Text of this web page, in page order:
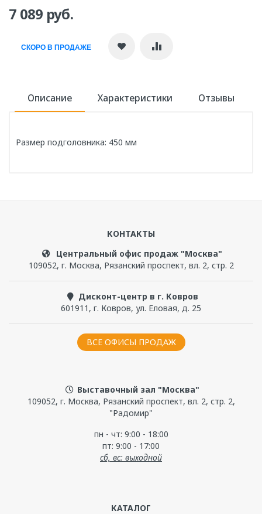
7 089 руб.
СКОРО В ПРОДАЖЕ
Описание Характеристики Отзывы
Размер подголовника: 450 мм
Чтобы прокомментировать, надо
зарегистрироваться
КОНТАКТЫ
Центральный офис продаж "Москва"
109052, г. Москва, Рязанский проспект, вл. 2, стр. 2
Дисконт-центр в г. Ковров
601911 , г. Ковров, ул. Еловая, д. 25
ВСЕ ОФИСЫ ПРОДАЖ
Выставочный зал "Москва"
109052, г. Москва, Рязанский проспект, вл. 2, стр. 2,
"Радомир"
пн - чт: 9:00 - 18:00
пт: 9:00 - 17:00
сб, вс: выходной
КАТАЛОГ